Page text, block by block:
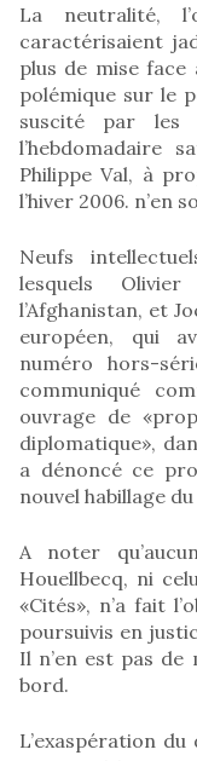
La neutralité,
caractérisaient
plus de mise
polémique sur le
suscité par les
l’hebdomadaire
Philippe Val, à
l’hiver 2006. n’en
Neufs
lesquels
l’Afghanistan, et
européen, qui
numéro hors-
communiqué
ouvrage de
diplomatique»,
a dénoncé ce
nouvel habillage
A noter
Houellbecq, ni
«Cités», n’a fait
poursuivis en
Il n’en est pas de
bord.
L’exaspération